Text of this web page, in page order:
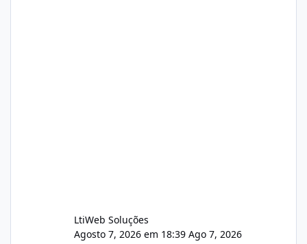
LtiWeb Soluções
Agosto 7, 2026 em 18:39 Ago 7, 2026